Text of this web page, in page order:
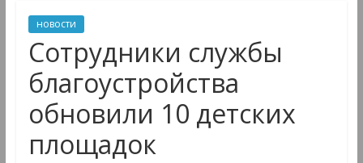
новости
Сотрудники службы
благоустройства
обновили 10 детских
площадок